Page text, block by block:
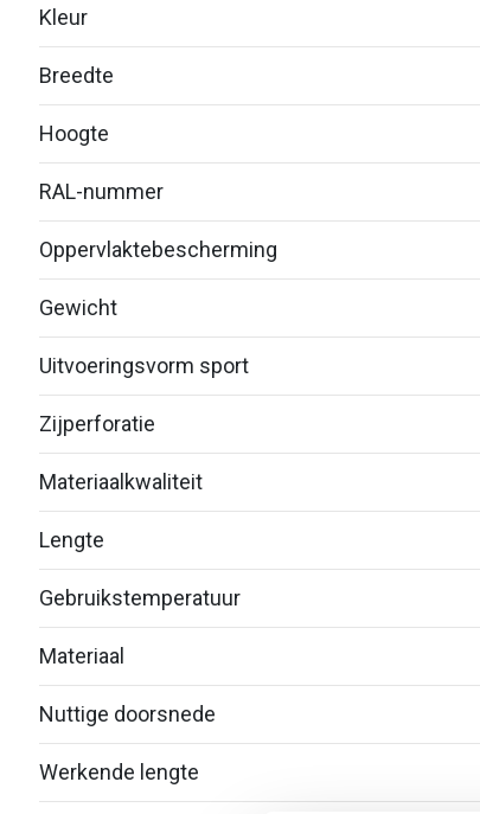
Kleur
Breedte
Hoogte
RAL-nummer
Oppervlaktebescherming
Gewicht
Uitvoeringsvorm sport
Zijperforatie
Materiaalkwaliteit
Lengte
Gebruikstemperatuur
Materiaal
Nuttige doorsnede
Werkende lengte